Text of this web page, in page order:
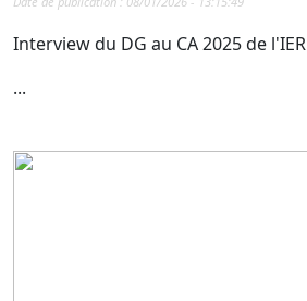
Interview du DG au CA 2025 de l'IER
...